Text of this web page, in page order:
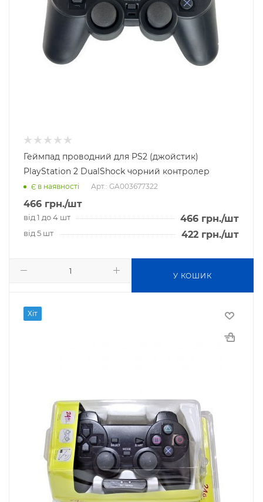
Геймпад проводний для PS2 (джойстик)
PlayStation 2 DualShock чорний контролер
Є в наявності Арт.: GA003677322
466 грн./шт
від 1 до 4 шт 466 грн./шт
від 5 шт 422 грн./шт
У КОШИК
Хіт